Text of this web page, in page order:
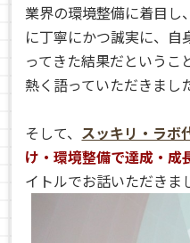
業界の環境整備に着目し
に丁寧にかつ誠実に、自
ってきた結果だというこ
熱く語っていただきまし
そして、 スッキリ・ラボ
け・環境整備で達成・成
イトルでお話いただきま